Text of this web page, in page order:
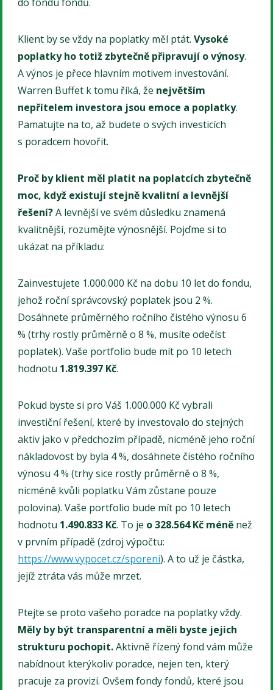
Klient by se vždy na poplatky měl ptát.Vysoké
poplatky ho totiž zbytečně připravují o výnosy.
A výnos je přece hlavním motivem investování.
Warren Buffet k tomu říká, že největším
nepřítelem investora jsou emoce a poplatky.
Pamatujte na to, až budete o svých investicích
s poradcem hovořit.
Proč by klient měl platit na poplatcích zbytečně
moc, když existují stejně kvalitní a levnější
řešení?A levnější ve svém důsledku znamená
kvalitnější, rozumějte výnosnější. Pojďme si to
ukázat na příkladu:
Zainvestujete 1.000.000 Kč na dobu 10 let do fondu,
jehož roční správcovský poplatek jsou 2 %.
Dosáhnete průměrného ročního čistého výnosu 6
% (trhy rostly průměrně o 8 %, musíte odečíst
poplatek). Vaše portfolio bude mít po 10 letech
hodnotu 1.819.397 Kč.
Pokud byste si pro Váš 1.000.000 Kč vybrali
investiční řešení, které by investovalo do stejných
aktiv jako v předchozím případě, nicméně jeho roční
nákladovost by byla 4 %, dosáhnete čistého ročního
výnosu 4 % (trhy sice rostly průměrně o 8 %,
nicméně kvůli poplatku Vám zůstane pouze
polovina). Vaše portfolio bude mít po 10 letech
hodnotu 1.490.833 Kč. To je o 328.564 Kč méně než
v prvním případě (zdroj výpočtu:
https://www.vypocet.cz/sporeni). A to už je částka,
jejíž ztráta vás může mrzet.
Ptejte se proto vašeho poradce na poplatky vždy.
Měly by být transparentní a měli byste jejich
strukturu pochopit.Aktivně řízený fond vám může
nabídnout kterýkoliv poradce, nejen ten, který
pracuje za provizi. Ovšem fondy fondů, které jsou